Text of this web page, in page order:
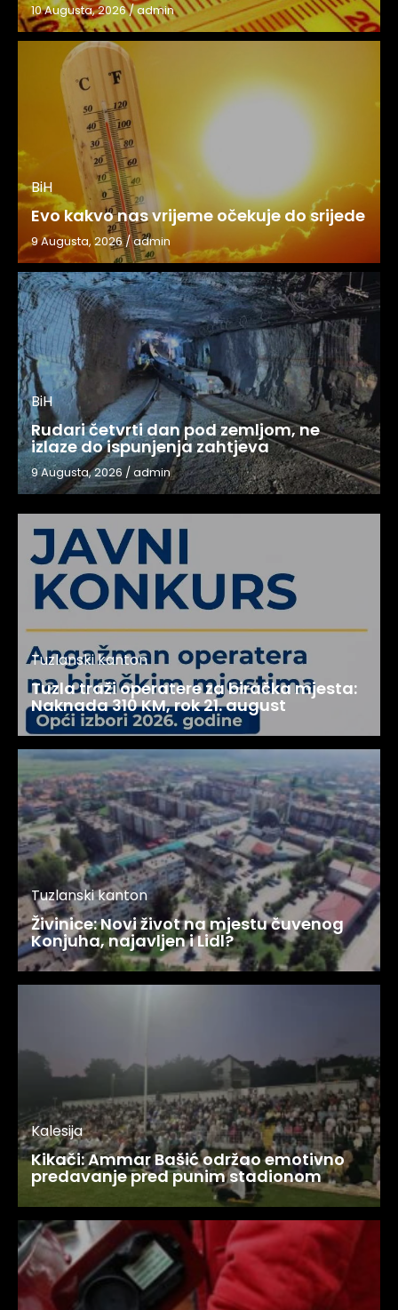
10 Augusta, 2026/admin
BiH
Evo kakvo nas vrijeme očekuje do srijede
9 Augusta, 2026/admin
BiH
Rudari četvrti dan pod zemljom, ne
izlaze do ispunjenja zahtjeva
9 Augusta, 2026 /admin
Tuzlanski kanton
Tuzla traži operatere za biračka mjesta:
Naknada 310 KM, rok 21. august
Tuzlanski kanton
Živinice: Novi život na mjestu čuvenog
Konjuha, najavljen i Lidl?
Kalesija
Kikači: Ammar Bašić održao emotivno
predavanje pred punim stadionom